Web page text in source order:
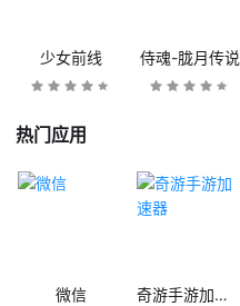
少女前线 侍魂-胧月传说
热门应用
微信 奇游手游加速器